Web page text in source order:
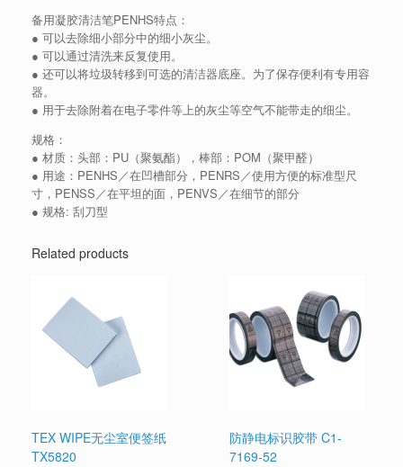
备用凝胶清洁笔PENHS特点：
● 可以去除细小部分中的细小灰尘。
● 可以通过清洗来反复使用。
● 还可以将垃圾转移到可选的清洁器底座。为了保存便利有专用容
器。
● 用于去除附着在电子零件等上的灰尘等空气不能带走的细尘。
规格：
● 材质：头部：PU（聚氨酯），棒部：POM（聚甲醛）
● 用途：PENHS／在凹槽部分，PENRS／使用方便的标准型尺
寸，PENSS／在平坦的面，PENVS／在细节的部分
● 规格: 刮刀型
Related products
TEX WIPE无尘室便签纸
TX5820
防静电标识胶带 C1-
7169-52